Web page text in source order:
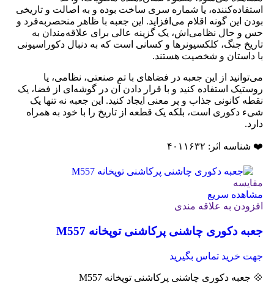
استفاده‌کننده، یا شماره سری ساخت بوده و به اصالت و تاریخی
بودن این گونه اقلام می‌افزاید. این جعبه با ظاهر منحصربه‌فرد و
حس و حال نظامی‌اش، یک گزینه عالی برای علاقه‌مندان به
تاریخ جنگ، کلکسیونرها و کسانی است که به دنبال دکوراسیونی
با داستان و شخصیت هستند.
می‌توانید از این جعبه در فضاهای با تم صنعتی، نظامی، یا
روستیک استفاده کنید و با قرار دادن آن در گوشه‌ای از فضا، یک
نقطه کانونی جذاب و پر معنی ایجاد کنید. این جعبه نه تنها یک
شیء دکوری است، بلکه یک قطعه از تاریخ را با خود به همراه
دارد.
❤️ شناسه اثر: ۴۰۱۱۶۳۲
مقایسه
مشاهده سریع
افزودن به علاقه مندی
جعبه دکوری چاشنی پرکاشنی توپخانه M557
جهت خرید تماس بگیرید
💠 جعبه دکوری چاشنی پرکاشنی توپخانه M557